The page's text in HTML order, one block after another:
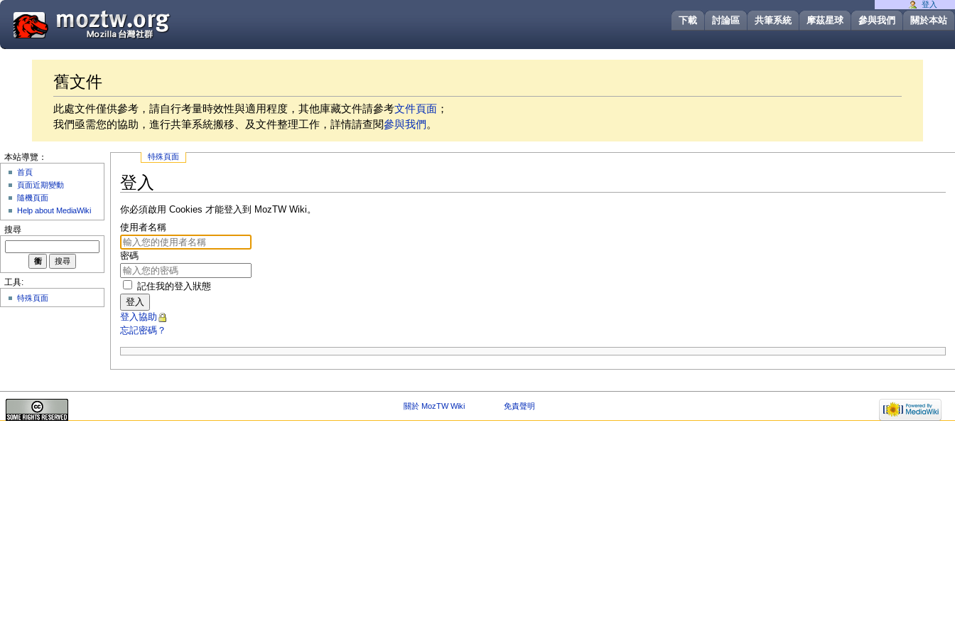
關於本站
參與我們
摩茲星球
共筆系統
討論區
下載
舊文件
此處文件僅供參考，請自行考量時效性與適用程度，其他庫藏文件請參考文件頁面 ；
我們亟需您的協助，進行共筆系統搬移、及文件整理工作，詳情請查閱參與我們。
特殊頁面
登入
你必須啟用 Cookies 才能登入到 MozTW Wiki。
使用者名稱
密碼
記住我的登入狀態
登入
登入協助
忘記密碼？
登入
本站導覽：
首頁
頁面近期變動
隨機頁面
Help about MediaWiki
搜尋
工具:
特殊頁面
關於 MozTW Wiki 免責聲明